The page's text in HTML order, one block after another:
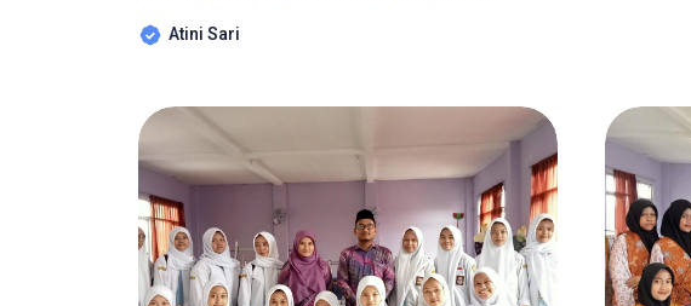
menunjukan sisi stylish pada saat dikenakan.
yang bersifat timeless fashion (bisa digunakan
kapan saja) atau bisa juga disebut tidak termakan
oleh waktu. […]
Atini Sari